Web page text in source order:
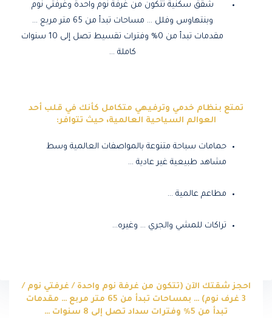
شقق سكنية تتكون من غرفة نوم واحدة وغرفتي نوم
وبنتهاوس وفلل … مساحات تبدأ من 65 متر مربع …
مقدمات تبدأ من 0% وفترات تقسيط تصل إلى 10 سنوات
كاملة …
تمتع بنظام خدمي وترفيهي متكامل كأنك في قلب أحد
العوالم السياحية العالمية، حيث تتوافر:
حمامات سباحة متنوعة بالمواصفات العالمية وسط
مشاهد طبيعية غير عادية …
مطاعم عالمية …
تراكات للمشي والجري … وغيره…
احجز شقتك الآن (تتكون من غرفة نوم واحدة / غرفتي نوم /
3 غرف نوم) … بمساحات تبدأ من 65 متر مربع … مقدمات
تبدأ من 5% وفترات سداد تصل إلى 8 سنوات …